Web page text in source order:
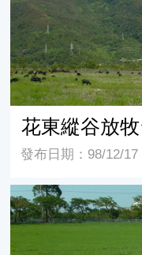
花東縱谷放
發布日期：98/12/17
藍天 紅瓦 綠草地